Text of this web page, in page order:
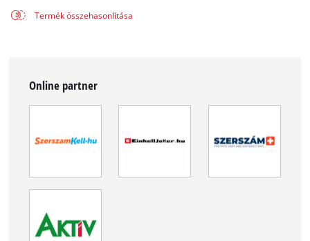
Termék összehasonlítása
Online partner